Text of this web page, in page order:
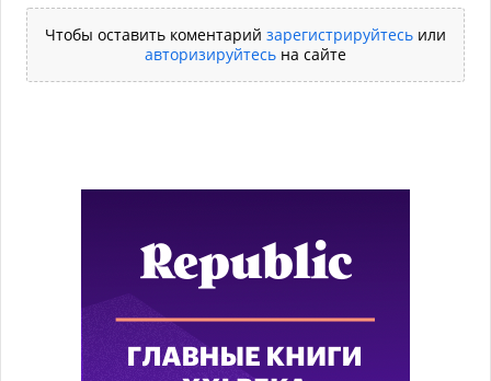
Чтобы оставить коментарий зарегистрируйтесь или
авторизируйтесь на сайте